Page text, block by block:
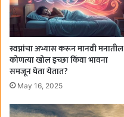
स्वप्नांचा अभ्यास करून मानवी मनातील
कोणत्या खोल इच्छा किंवा भावना
समजून घेता येतात?
May 16, 2025